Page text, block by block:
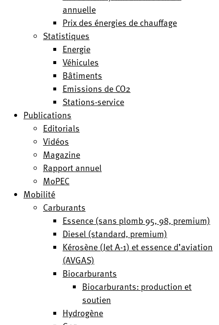
annuelle
Prix des énergies de chauffage
Statistiques
Energie
Véhicules
Bâtiments
Emissions de CO2
Stations-service
Publications
Editorials
Vidéos
Magazine
Rapport annuel
MoPEC
Mobilité
Carburants
Essence (sans plomb 95, 98, premium)
Diesel (standard, premium)
Kérosène (Jet A-1) et essence d’aviation
(AVGAS)
Biocarburants
Biocarburants: production et
soutien
Hydrogène